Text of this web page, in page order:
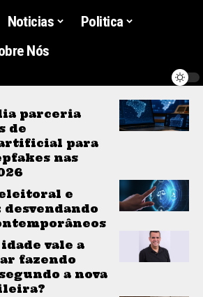
Noticias
Politica
Nós
parceria
de
para
nas
e
desvendando
vale a
fazendo
a nova